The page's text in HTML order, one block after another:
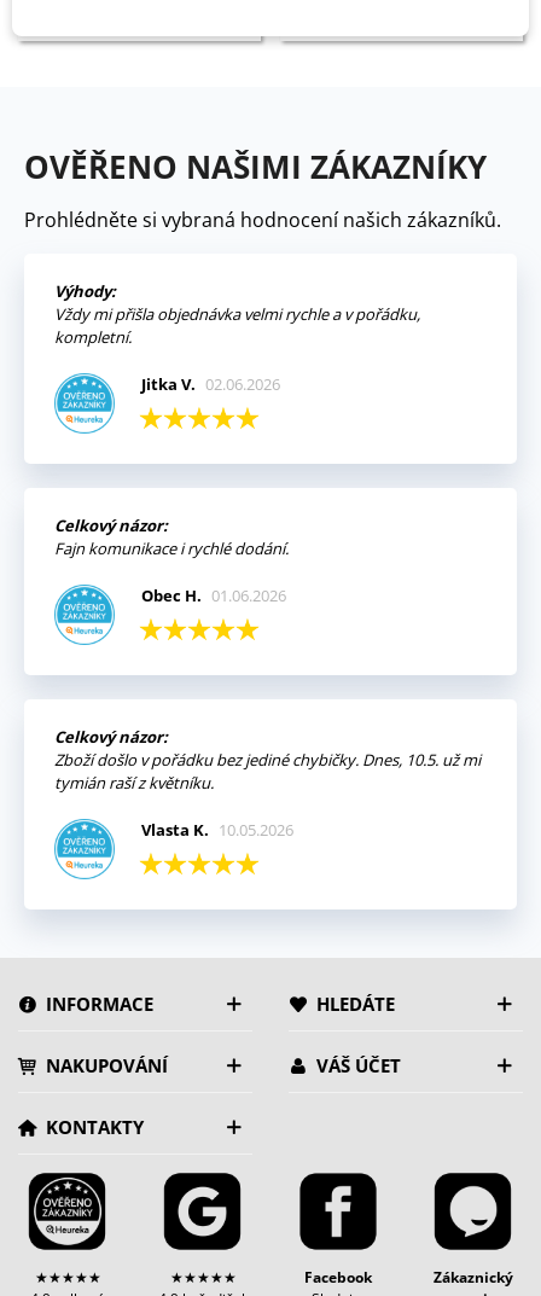
OVĚŘENO NAŠIMI ZÁKAZNÍKY
Prohlédněte si vybraná hodnocení našich zákazníků.
Výhody:
Vždy mi přišla objednávka velmi rychle a v pořádku,
kompletní.
Jitka V. 02.06.2026
Celkový názor:
Fajn komunikace i rychlé dodání.
Obec H. 01.06.2026
Celkový názor:
Zboží došlo v pořádku bez jediné chybičky. Dnes, 10.5. už mi
tymián raší z květníku.
Vlasta K. 10.05.2026
INFORMACE HLEDÁTE
NAKUPOVÁNÍ VÁŠ ÚČET
KONTAKTY
★★★★★
★★★★★
Facebook
Zákaznický